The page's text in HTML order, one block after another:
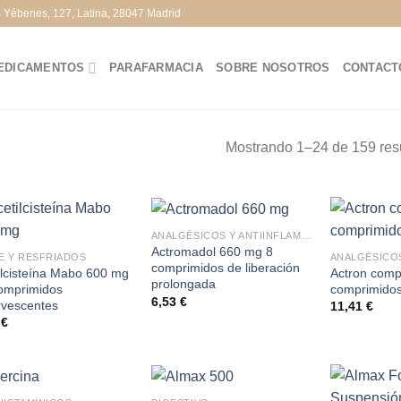
127, Latina, 28047 Madrid
PARAFARMACIA SOBRE NOSOTROS
Mostrando 1–24 de 159
Y RESFRIADOS
Mabo 600 mg
€
ANALGÉSICOS Y ANTIINFLAMATORIOS
Actromadol 660 mg 8
comprimidos de liberación
prolongada
6,53 €
Actron
11,41 €